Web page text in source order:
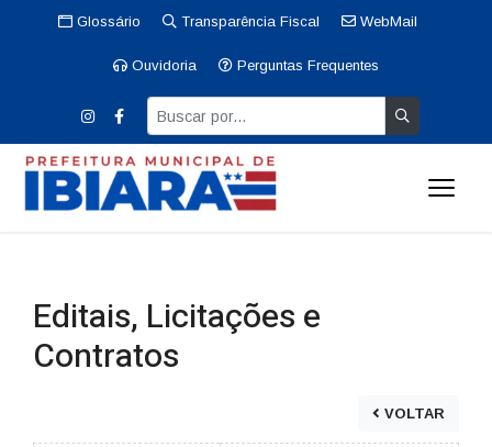
Glossário Transparência Fiscal WebMail
Ouvidoria Perguntas Frequentes
Editais, Licitações e
Contratos
VOLTAR